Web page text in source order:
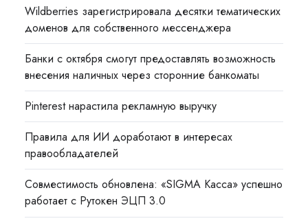
Wildberries зарегистрировала десятки тематических
доменов для собственного мессенджера
Банки с октября смогут предоставлять возможность
внесения наличных через сторонние банкоматы
Pinterest нарастила рекламную выручку
Правила для ИИ доработают в интересах
правообладателей
Совместимость обновлена: «SIGMA Касса» успешно
работает с Рутокен ЭЦП 3.0